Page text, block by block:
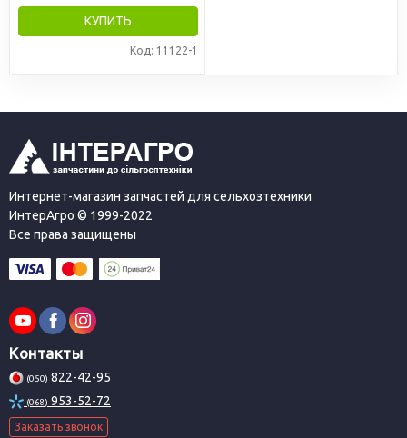
КУПИТЬ
Код: 11122-1
Интернет-магазин запчастей для сельхозтехники
ИнтерАгро © 1999-2022
Все права защищены
Контакты
(050) 822-42-95
(068) 953-52-72
Заказать звонок